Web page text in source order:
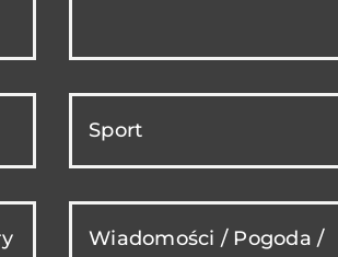
Sport
Wiadomości / Pogoda /